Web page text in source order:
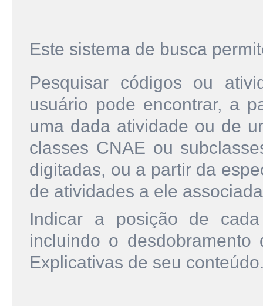
Este sistema de busca
Pesquisar códigos ou
usuário pode encontrar, a
uma dada atividade ou de
classes CNAE ou
digitadas, ou a partir da
de atividades a ele
Indicar a posição de
incluindo o
Explicativas de seu